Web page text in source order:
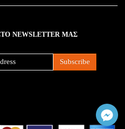
NEWSLETTER ΜΑΣ
Subscribe